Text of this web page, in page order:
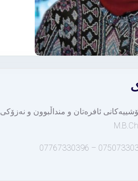
ئافرەتان و منداڵبوون و نەزۆکی